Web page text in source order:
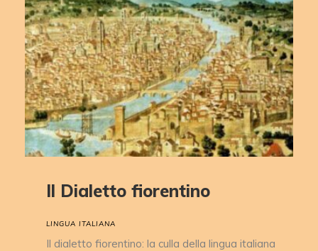
LINGUA ITALIANA
Il Dialetto fiorentino
Il dialetto fiorentino: la culla della lingua italiana